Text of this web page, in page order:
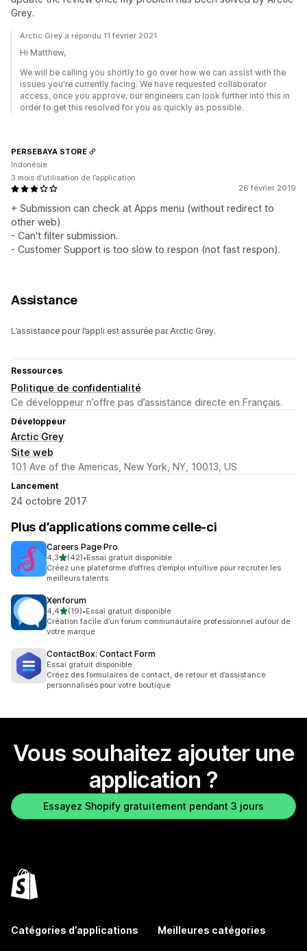
Grey.
Arctic Grey a répondu 11 février 2021
Hi Matthew,
We will be calling you shortly to go over how we can assist with the
issues you're currently facing. We have requested collaborator
access, once you approve, our engineers can look further into this in
order to get this resolved for you as quickly as possible.
26 février 2019
+ Submission can check at Apps menu (without redirect to
other web)
- Can't filter submission.
- Customer Support is too slow to respon (not fast respon).
PERSEBAYA STORE
Indonésie
3 mois d’utilisation de l’application
Assistance
L’assistance pour l’appli est assurée par Arctic Grey.
Ressources
Politique de confidentialité
Ce développeur n’offre pas d’assistance directe en Français.
Développeur
Arctic Grey
Site web
101 Ave of the Americas, New York, NY, 10013, US
Lancement
24 octobre 2017
Plus d’applications comme celle-ci
Careers Page Pro
4,3étoile(s) sur 5
(42)
42 avis au total
•Essai gratuit disponible
Créez une plateforme d’offres d’emploi intuitive pour recruter les
meilleurs talents
Xenforum
4,4étoile(s) sur 5
(19)
19 avis au total
•Essai gratuit disponible
Création facile d’un forum communautaire professionnel autour de
votre marque
ContactBox: Contact Form
Essai gratuit disponible
Créez des formulaires de contact, de retour et d’assistance
personnalisés pour votre boutique
Vous souhaitez ajouter une
application ?
Essayez Shopify gratuitement pendant 3 jours
Catégories d’applications Meilleures catégories